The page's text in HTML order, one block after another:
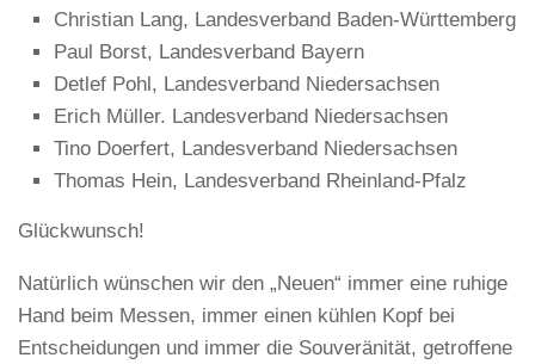
Christian Lang, Landesverband Baden-Württemberg
Paul Borst, Landesverband Bayern
Detlef Pohl, Landesverband Niedersachsen
Erich Müller. Landesverband Niedersachsen
Tino Doerfert, Landesverband Niedersachsen
Thomas Hein, Landesverband Rheinland-Pfalz
Glückwunsch!
Natürlich wünschen wir den „Neuen“ immer eine ruhige
Hand beim Messen, immer einen kühlen Kopf bei
Entscheidungen und immer die Souveränität, getroffene